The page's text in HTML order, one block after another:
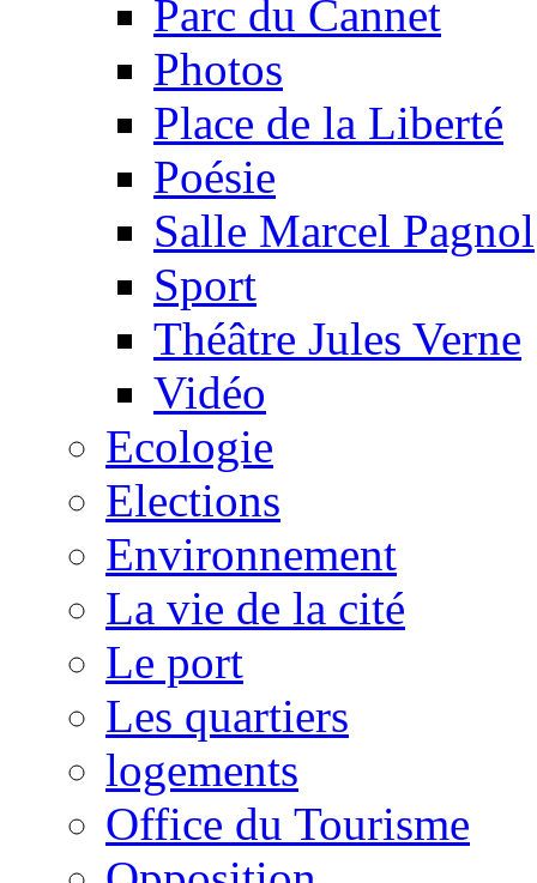
Parc du Cannet
Photos
Place de la Liberté
Poésie
Salle Marcel Pagnol
Sport
Théâtre Jules Verne
Vidéo
Ecologie
Elections
Environnement
La vie de la cité
Le port
Les quartiers
logements
Office du Tourisme